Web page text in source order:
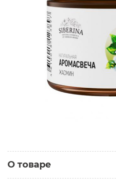
О товаре